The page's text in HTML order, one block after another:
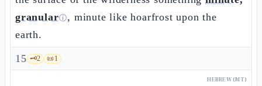
granularⓘ, minute like hoarfrost upon the
earth.
15 🗝️2 📜1
HEBREW (MT)